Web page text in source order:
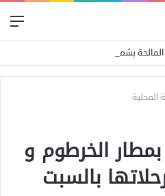
المحلية
الخرطوم و
بالسبت